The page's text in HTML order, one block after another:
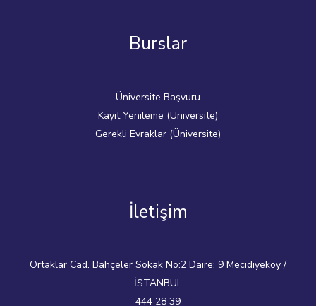
Burslar
Üniversite Başvuru
Kayıt Yenileme (Üniversite)
Gerekli Evraklar (Üniversite)
İletişim
Ortaklar Cad. Bahçeler Sokak No:2 Daire: 9 Mecidiyeköy /
İSTANBUL
444 28 39